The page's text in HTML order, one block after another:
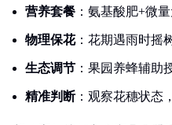
营养套餐 ：氨基酸肥+微
物理保花：花期遇雨时摇
生态调节 ：果园养蜂辅助
精准判断：观察花穗状态